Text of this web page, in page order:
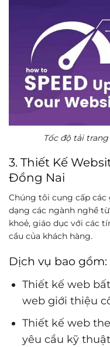
Tốc độ tải
3. Thiết Kế
Đồng Nai
Chúng tôi cung cấp các
dạng các ngành nghề
khoẻ, giáo dục với các
cầu của khách hàng.
Dịch vụ bao gồm:
Thiết kế web
web giới thiệu
Thiết kế web
yêu cầu kỹ